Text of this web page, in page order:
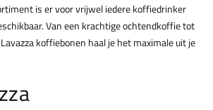
is er voor vrijwel iedere koffiedrinker
Van een krachtige ochtendkoffie tot
koffiebonen haal je het maximale uit je